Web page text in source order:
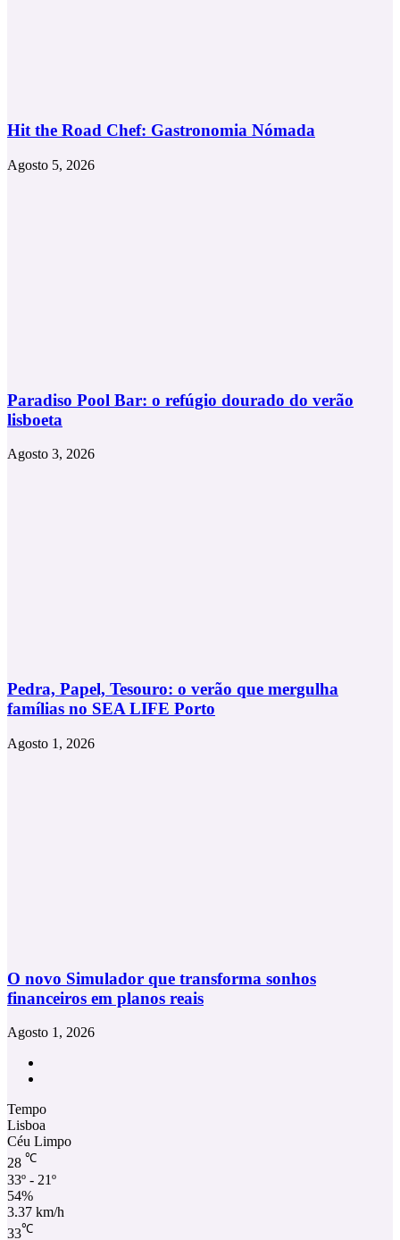
Hit the Road Chef: Gastronomia Nómada
Agosto 5, 2026
Paradiso Pool Bar: o refúgio dourado do verão
lisboeta
Agosto 3, 2026
Pedra, Papel, Tesouro: o verão que mergulha
famílias no SEA LIFE Porto
Agosto 1, 2026
O novo Simulador que transforma sonhos
financeiros em planos reais
Agosto 1, 2026
Tempo
Lisboa
Céu Limpo
28 ℃
33º - 21º
54%
3.37 km/h
33℃